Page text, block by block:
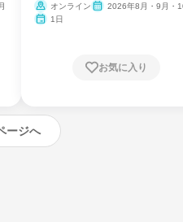
オンライン
2026年8月・9月・
1日
お気に入り
ージへ